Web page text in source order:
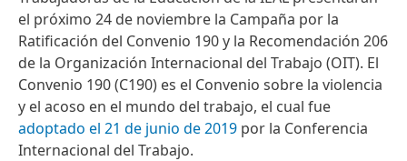
el próximo 24 de noviembre la Campaña por la
Ratificación del Convenio 190 y la Recomendación 206
de la Organización Internacional del Trabajo (OIT). El
Convenio 190 (C190) es el Convenio sobre la violencia
y el acoso en el mundo del trabajo, el cual fue
adoptado el 21 de junio de 2019 por la Conferencia
Internacional del Trabajo.